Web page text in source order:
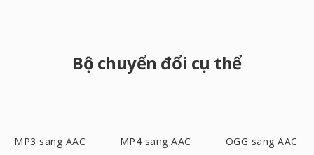
Bộ chuyển đổi cụ thể
MP3 sang AAC MP4 sang AAC OGG sang AAC